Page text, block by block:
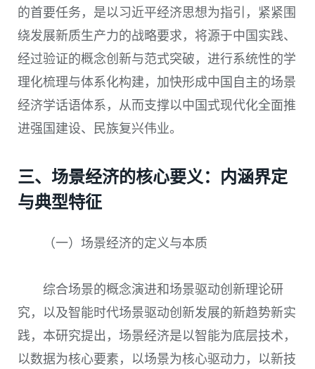
的首要任务，是以习近平经济思想为指引，紧紧围
绕发展新质生产力的战略要求，将源于中国实践、
经过验证的概念创新与范式突破，进行系统性的学
理化梳理与体系化构建，加快形成中国自主的场景
经济学话语体系，从而支撑以中国式现代化全面推
进强国建设、民族复兴伟业。
三、场景经济的核心要义：内涵界定
与典型特征
（一）场景经济的定义与本质
综合场景的概念演进和场景驱动创新理论研
究，以及智能时代场景驱动创新发展的新趋势新实
践，本研究提出，场景经济是以智能为底层技术，
以数据为核心要素，以场景为核心驱动力，以新技